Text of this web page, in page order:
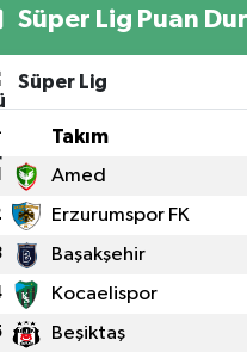
Süper Lig Puan
Süper Lig
Takım
Amed
Erzurumspor FK
Başakşehir
Kocaelispor
Beşiktaş